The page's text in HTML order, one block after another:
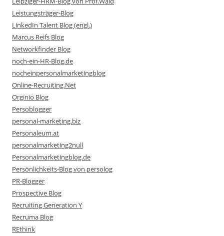
Leistungsträger-Blog
LinkedIn Talent Blog (engl.)
Marcus Reifs Blog
Networkfinder Blog
noch-ein-HR-Blog.de
nocheinpersonalmarketingblog
Online-Recruiting.Net
Orginio Blog
Persoblogger
personal-marketing.biz
Personaleum.at
personalmarketing2null
Personalmarketingblog.de
Persönlichkeits-Blog von persolog
PR-Blogger
Prospective Blog
Recruiting Generation Y
Recruma Blog
REthink